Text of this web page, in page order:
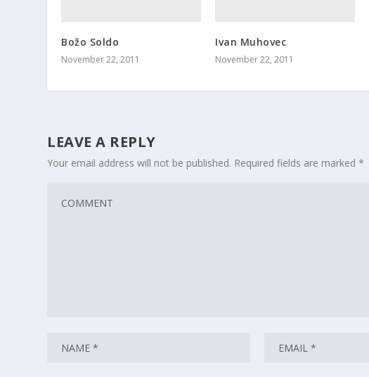
Božo Soldo
November 22, 2011
Ivan Muhovec
November 22, 2011
LEAVE A REPLY
Your email address will not be published. Required fields are marked*